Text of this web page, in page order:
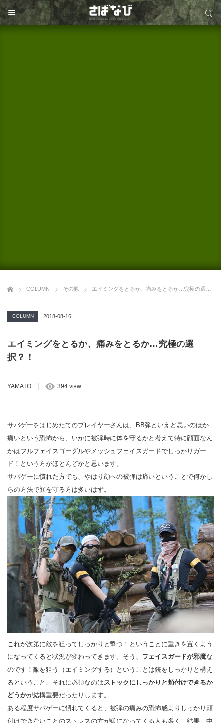
サイト内検索
COLUMN その他 エイミングをとるか、痛みをとるか…究極の選択？！
COLUMN 2018-08-16
エイミングをとるか、痛みをとるか…究極の選
択？！
YAMATO 394 view
サバゲーをはじめたてのプレイヤーさんは、BB弾といえど思いのほか
痛いという恐怖から、いかに被弾時に体を守るかと考えて特に顔面なん
かはフルフェイスゴーグルやメッシュフェイスガードでしっかりガー
ド！という方がほとんどかと思います。
サバゲーに慣れた方でも、やはり顔への被弾は痛いということで何かし
らの方法で顔を守る方は多いはず。
これが次第に敵を狙ってしっかりと撃つ！ということに重きを置くよう
になってくると状況が変わってきます。そう、 フェイスガードが邪魔な
のです！敵を狙う（エイミングする）ということは銃をしっかりと構え
るということ、それに必須なのはストックにしっかりと頬付けできるか
どうかが結構重要だったりします。
ある程度サバゲーに慣れてくると、被弾の痛みの恐怖感よりしっかり頬
付けできないことのストレスの方が嫌になってくる人も多く、結果、中